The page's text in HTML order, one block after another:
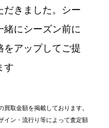
だきました。シー
緒にシーズン前に
をアップしてご提
す
取金額を掲載しております。
イン・流行り等によって査定額